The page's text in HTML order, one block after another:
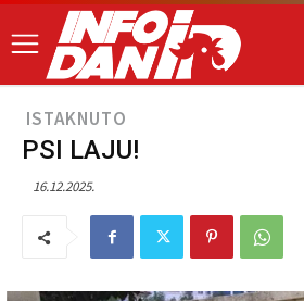
ISTAKNUTO
PSI LAJU!
16.12.2025.